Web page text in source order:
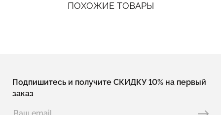
ПОХОЖИЕ ТОВАРЫ
Подпишитесь и получите СКИДКУ 10% на первый
заказ